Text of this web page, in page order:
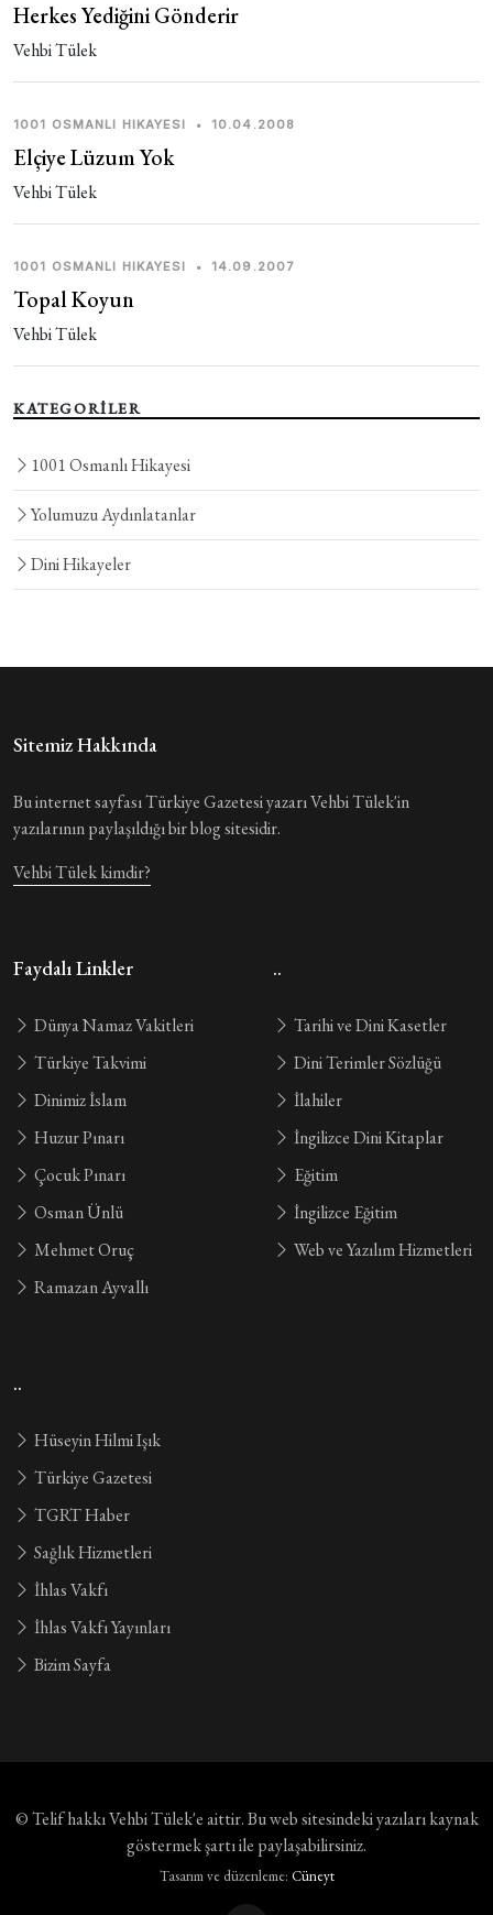
Herkes Yediğini Gönderir
Vehbi Tülek
1001 OSMANLI HIKAYESI • 10.04.2008
Elçiye Lüzum Yok
Vehbi Tülek
1001 OSMANLI HIKAYESI • 14.09.2007
Topal Koyun
Vehbi Tülek
KATEGORİLER
1001 Osmanlı Hikayesi
Yolumuzu Aydınlatanlar
Dini Hikayeler
Sitemiz Hakkında
Bu internet sayfası Türkiye Gazetesi yazarı Vehbi Tülek'in
yazılarının paylaşıldığı bir blog sitesidir.
Vehbi Tülek kimdir?
Faydalı Linkler
Dünya Namaz Vakitleri
Türkiye Takvimi
Dinimiz İslam
Huzur Pınarı
Çocuk Pınarı
Osman Ünlü
Mehmet Oruç
Ramazan Ayvallı
..
Tarihi ve Dini Kasetler
Dini Terimler Sözlüğü
İlahiler
İngilizce Dini Kitaplar
Eğitim
İngilizce Eğitim
Web ve Yazılım Hizmetleri
..
Hüseyin Hilmi Işık
Türkiye Gazetesi
TGRT Haber
Sağlık Hizmetleri
İhlas Vakfı
İhlas Vakfı Yayınları
Bizim Sayfa
© Telif hakkıVehbi Tülek'e aittir. Bu web sitesindeki yazıları kaynak
göstermek şartı ile paylaşabilirsiniz.
Tasarım ve düzenleme: Cüneyt